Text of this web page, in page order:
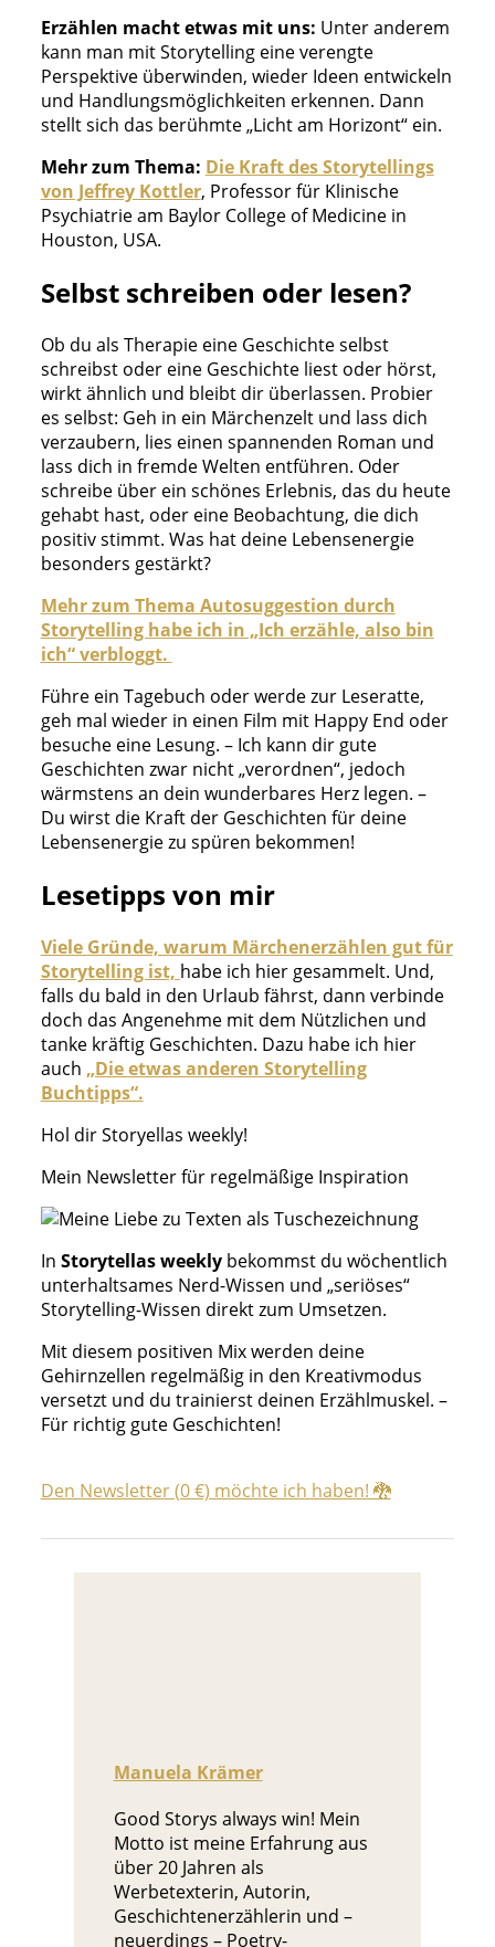
Erzählen macht etwas mit uns: Unter anderem
kann man mit Storytelling eine verengte
Perspektive überwinden, wieder Ideen entwickeln
und Handlungsmöglichkeiten erkennen. Dann
stellt sich das berühmte „Licht am Horizont“ ein.
Mehr zum Thema: Die Kraft des Storytellings
von Jeffrey Kottler, Professor für Klinische
Psychiatrie am Baylor College of Medicine in
Houston, USA.
Selbst schreiben oder lesen?​
Ob du als Therapie eine Geschichte selbst
schreibst oder eine Geschichte liest oder hörst,
wirkt ähnlich und bleibt dir überlassen. Probier
es selbst: Geh in ein Märchenzelt und lass dich
verzaubern, lies einen spannenden Roman und
lass dich in fremde Welten entführen. Oder
schreibe über ein schönes Erlebnis, das du heute
gehabt hast, oder eine Beobachtung, die dich
positiv stimmt. Was hat deine Lebensenergie
besonders gestärkt?
Mehr zum Thema Autosuggestion durch
Storytelling habe ich in „Ich erzähle, also bin
ich“ verbloggt.
Führe ein Tagebuch oder werde zur Leseratte,
geh mal wieder in einen Film mit Happy End oder
besuche eine Lesung. – Ich kann dir gute
Geschichten zwar nicht „verordnen“, jedoch
wärmstens an dein wunderbares Herz legen. –
Du wirst die Kraft der Geschichten für deine
Lebensenergie zu spüren bekommen!
Lesetipps von mir
Viele Gründe, warum Märchenerzählen gut für
Storytelling ist, habe ich hier gesammelt. Und,
falls du bald in den Urlaub fährst, dann verbinde
doch das Angenehme mit dem Nützlichen und
tanke kräftig Geschichten. Dazu habe ich hier
auch „Die etwas anderen Storytelling
Buchtipps“.
Hol dir Storyellas weekly!
Mein Newsletter für regelmäßige Inspiration
In Storytellas weeklybekommst du wöchentlich
unterhaltsames Nerd-Wissen und „seriöses“
Storytelling-Wissen direkt zum Umsetzen.
Mit diesem positiven Mix werden deine
Gehirnzellen regelmäßig in den Kreativmodus
versetzt und du trainierst deinen Erzählmuskel. –
Für richtig gute Geschichten!
Den Newsletter (0 €) möchte ich haben! 🐉
Manuela Krämer
Good Storys always win! Mein
Motto ist meine Erfahrung aus
über 20 Jahren als
Werbetexterin, Autorin,
Geschichtenerzählerin und –
neuerdings – Poetry-